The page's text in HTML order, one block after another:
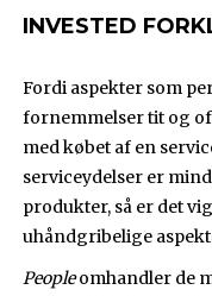
INVESTED
Fordi aspekter som
fornemmelser tit og
med købet af en
serviceydelser er
produkter, så er det
uhåndgribelige
Peopleomhandler de